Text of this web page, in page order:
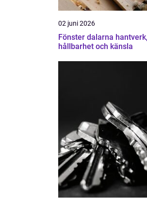
02 juni 2026
Fönster dalarna hantverk,
hållbarhet och känsla